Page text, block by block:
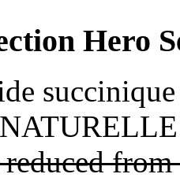
Hero
reduced from